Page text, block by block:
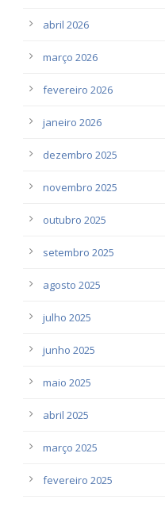
abril 2026
março 2026
fevereiro 2026
janeiro 2026
dezembro 2025
novembro 2025
outubro 2025
setembro 2025
agosto 2025
julho 2025
junho 2025
maio 2025
abril 2025
março 2025
fevereiro 2025